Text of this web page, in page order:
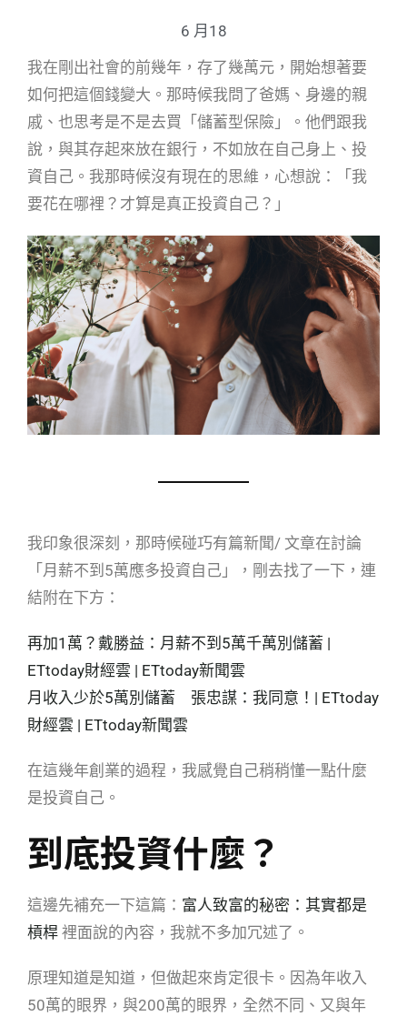
6 月18
我在剛出社會的前幾年，存了幾萬元，開始想著要
如何把這個錢變大。那時候我問了爸媽、身邊的親
戚、也思考是不是去買「儲蓄型保險」。他們跟我
說，與其存起來放在銀行，不如放在自己身上、投
資自己。我那時候沒有現在的思維，心想說：「我
要花在哪裡？才算是真正投資自己？」
我印象很深刻，那時候碰巧有篇新聞/ 文章在討論
「月薪不到5萬應多投資自己」，剛去找了一下，連
結附在下方：
再加1萬？戴勝益：月薪不到5萬千萬別儲蓄 |
ETtoday財經雲 | ETtoday新聞雲
月收入少於5萬別儲蓄 張忠謀：我同意！| ETtoday
財經雲 | ETtoday新聞雲
在這幾年創業的過程，我感覺自己稍稍懂一點什麼
是投資自己。
到底投資什麼？
這邊先補充一下這篇： 富人致富的秘密：其實都是
槓桿 裡面說的內容，我就不多加冗述了。
原理知道是知道，但做起來肯定很卡。因為年收入
50萬的眼界，與200萬的眼界，全然不同、又與年